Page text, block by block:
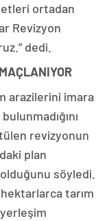
ortadan
Revizyon
dedi.
arazilerini imara
revizyonun
plan
söyledi.
tarım